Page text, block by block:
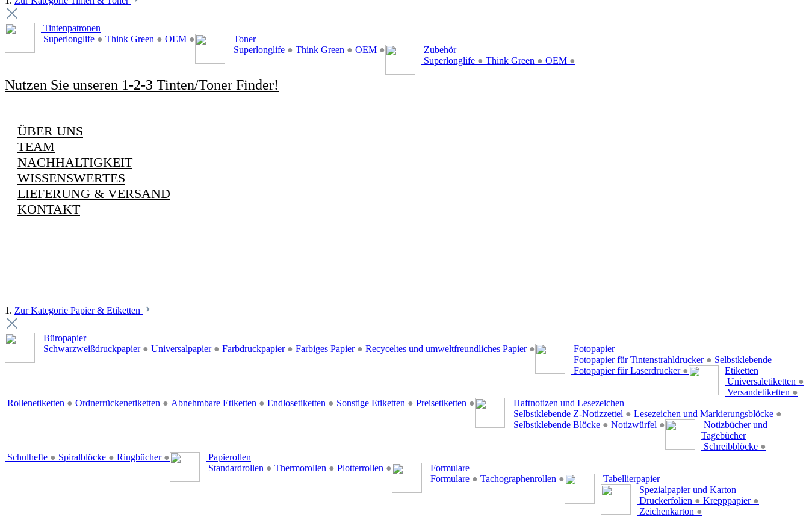
Tintenpatronen
Superlonglife ● Think Green ● OEM ●
Toner
Superlonglife ● Think Green ● OEM ●
Zubehör
Superlonglife ● Think Green ● OEM ●
Nutzen Sie unseren 1-2-3 Tinten/Toner Finder!
ÜBER UNS
TEAM
NACHHALTIGKEIT
WISSENSWERTES
LIEFERUNG & VERSAND
KONTAKT
1. Zur Kategorie Papier & Etiketten
Büropapier
Schwarzweißdruckpapier ● Universalpapier ● Farbdruckpapier ● Farbiges Papier ● Recyceltes und umweltfreundliches Papier ●
Fotopapier
Fotopapier für Tintenstrahldrucker ●
Fotopapier für Laserdrucker ●
Selbstklebende
Etiketten
Universaletiketten ●
Versandetiketten ●
Rollenetiketten ● Ordnerrückenetiketten ● Abnehmbare Etiketten ● Endlosetiketten ● Sonstige Etiketten ● Preisetiketten ●
Haftnotizen und Lesezeichen
Selbstklebende Z-Notizzettel ● Lesezeichen und Markierungsblöcke ●
Selbstklebende Blöcke ● Notizwürfel ●
Notizbücher und
Tagebücher
Schreibblöcke ●
Schulhefte ● Spiralblöcke ● Ringbücher ●
Papierollen
Standardrollen ● Thermorollen ● Plotterrollen ●
Formulare
Formulare ● Tachographenrollen ●
Tabellierpapier
Spezialpapier und Karton
Druckerfolien ● Krepppapier ●
Zeichenkarton ●